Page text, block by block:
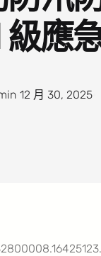
應
12 月 30, 2025